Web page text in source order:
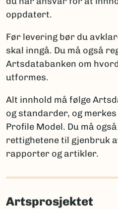
Artsdatabanken
ny for vitenskapen
ny for Norge
funn av en art som
fra Norge
funn av art som er
Merk:Kun én av disse
brukes for å sikre entydig
kan brukes ved behov for
Rapportering av arter nye
autor oppgis, sammen med
regelverket for den aktuelle
oppdatert.
Før levering bør du
skal inngå. Du må også
Artsdatabanken om
utformes.
Alt innhold må følge
og standarder, og
Profile Model. Du må
rettighetene til gjenbruk
rapporter og artikler.
Artsprosjektet